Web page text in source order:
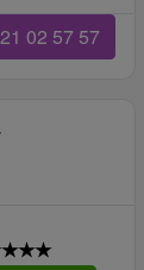
02 57 57
★★★